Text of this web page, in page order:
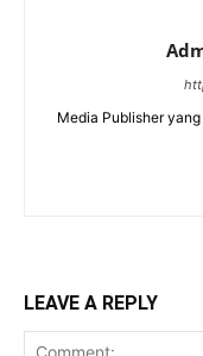
Media Publisher
LEAVE A REPLY